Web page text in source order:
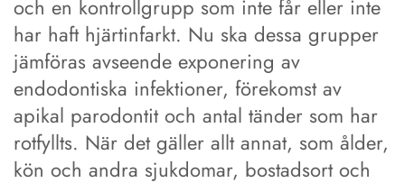
och en kontrollgrupp som inte får eller inte
har haft hjärtinfarkt. Nu ska dessa grupper
jämföras avseende exponering av
endodontiska infektioner, förekomst av
apikal parodontit och antal tänder som har
rotfyllts. När det gäller allt annat, som ålder,
kön och andra sjukdomar, bostadsort och